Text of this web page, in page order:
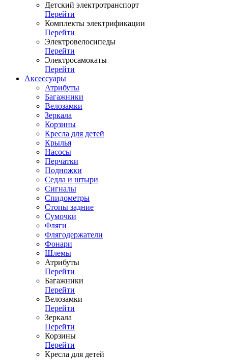
Детский электротранспорт
Перейти
Комплекты электрификации
Перейти
Электровелосипеды
Перейти
Электросамокаты
Перейти
Аксессуары
Атрибуты
Багажники
Велозамки
Зеркала
Корзины
Кресла для детей
Крылья
Насосы
Перчатки
Подножки
Седла и штыри
Сигналы
Спидометры
Стопы задние
Сумочки
Фляги
Флягодержатели
Фонари
Шлемы
Атрибуты
Перейти
Багажники
Перейти
Велозамки
Перейти
Зеркала
Перейти
Корзины
Перейти
Кресла для детей